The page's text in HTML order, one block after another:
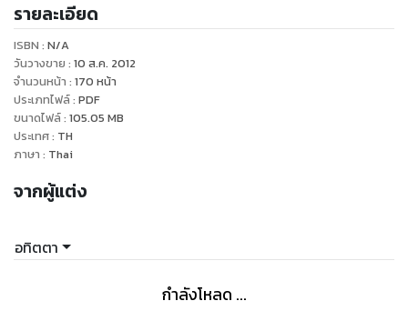
เมืองใหม่อีกหลายแห่ง ตลอดจนข้อมูลพื้นฐานที่ควรทราบ ไม่ว่าจะ
เป็นที่พัก ภาษามาเลย์ ข้อมูลที่ควรทราบต่างๆ เพื่อเตรียมความ
พร้อมสู่ดินแดนสวยงามแห่งนี้ มาเลเซีย ประเทศเล็ก ๆ ในแถบ
เอเชียตะวันออกเฉียงใต้ที่มุ่งเน้นการส่งเสริมการท่องเที่ยว ภายใต้
สโลแกนที่ว่า “Malaysia, Truly Asia”
รายละเอียด
ISBN : N/A
วันวางขาย : 10 ส.ค. 2012
จำนวนหน้า : 170 หน้า
ประเภทไฟล์: PDF
ขนาดไฟล์: 105.05 MB
ประเทศ: TH
ภาษา : Thai
จากผู้แต่ง
อทิตตา
กำลังโหลด ...